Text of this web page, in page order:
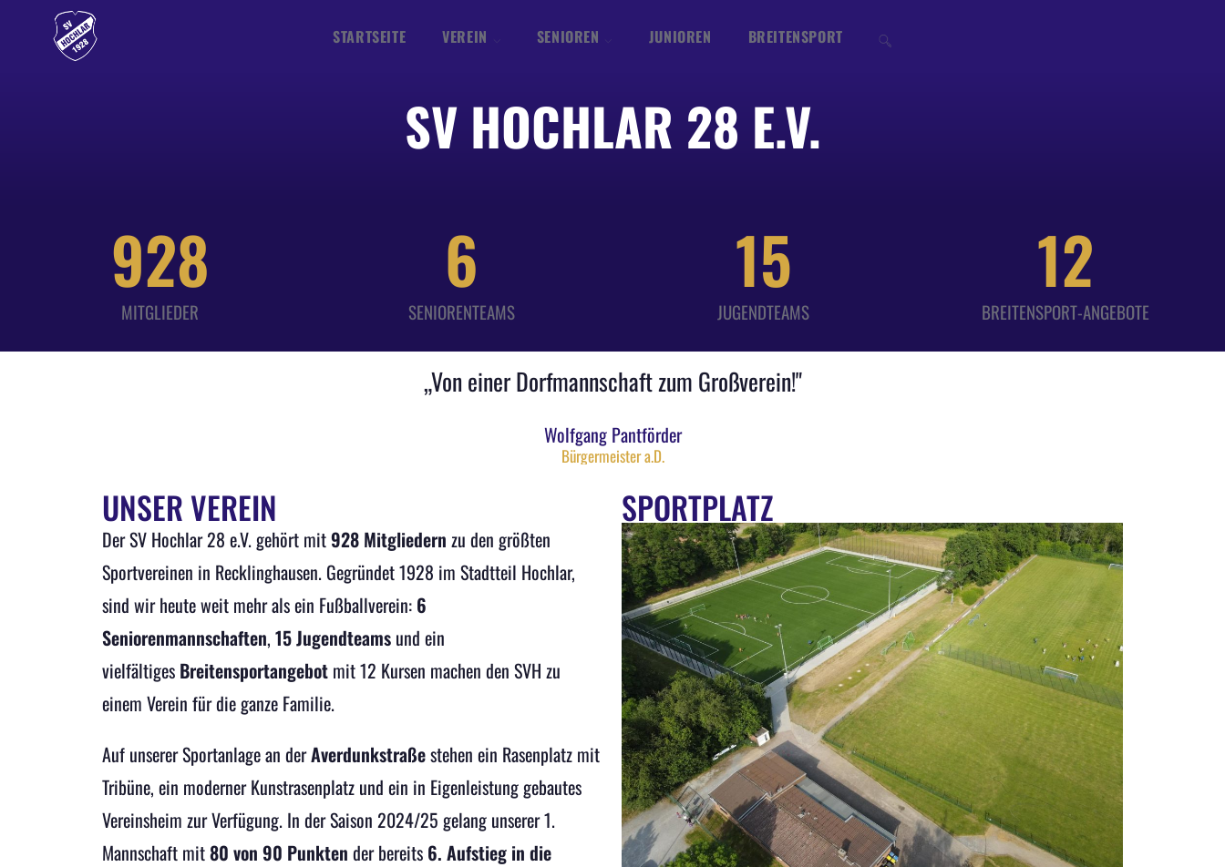
STARTSEITE VEREIN SENIOREN JUNIOREN BREITENSPORT
SV HOCHLAR 28 E.V.
MITGLIEDER
928
SENIORENTEAMS
6
JUGENDTEAMS
15
BREITENSPORT-ANGEBOTE
12
„Von einer Dorfmannschaft zum Großverein!"
Wolfgang Pantförder
Bürgermeister a.D.
UNSER VEREIN
Der SV Hochlar 28 e.V. gehört mit928 Mitgliedern zu den größten
Sportvereinen in Recklinghausen. Gegründet 1928 im Stadtteil Hochlar,
sind wir heute weit mehr als ein Fußballverein: 6
Seniorenmannschaften, 15 Jugendteams und ein
vielfältiges Breitensportangebot mit 12 Kursen machen den SVH zu
einem Verein für die ganze Familie.
Auf unserer Sportanlage an derAverdunkstraßestehen ein Rasenplatz mit
Tribüne, ein moderner Kunstrasenplatz und ein in Eigenleistung gebautes
Vereinsheim zur Verfügung. In der Saison 2024/25 gelang unserer 1.
Mannschaft mit80 von 90 Punkten der bereits 6. Aufstieg in die
SPORTPLATZ